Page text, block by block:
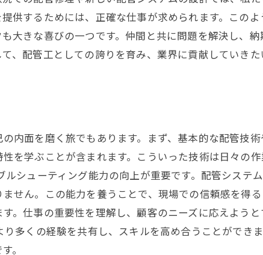
供するためには、正確な仕事が求められます。この
大きな喜びの一つです。仲間と共に問題を解決し、
、配管工としての誇りを育み、業界に貢献していきた
内面を磨く旅でもあります。まず、基本的な配管技術
を学ぶことが含まれます。こういった技術は日々の
シューティング能力の向上が重要です。配管システ
せん。この能力を養うことで、現場での信頼感を得
。仕事の重要性を理解し、顧客のニーズに応えよう
多くの経験を共有し、スキルを高め合うことができ
。